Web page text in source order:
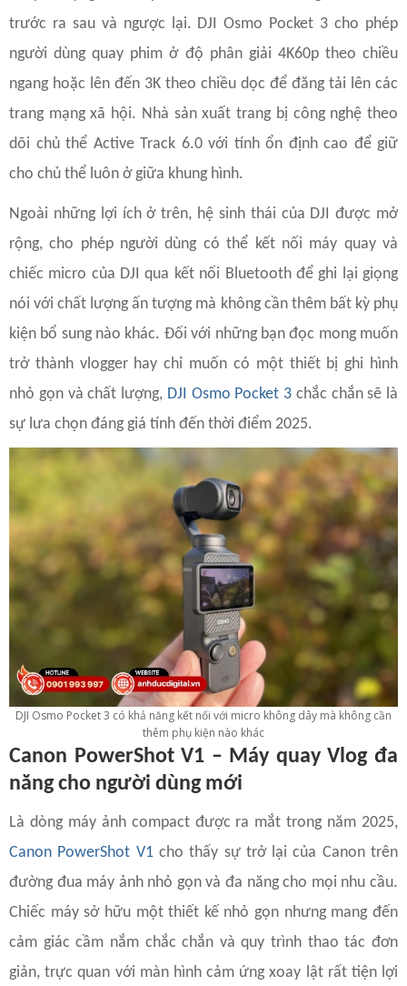
trước ra sau và ngược lại. DJI Osmo Pocket 3 cho phép
người dùng quay phim ở độ phân giải 4K60p theo chiều
ngang hoặc lên đến 3K theo chiều dọc để đăng tải lên các
trang mạng xã hội. Nhà sản xuất trang bị công nghệ theo
dõi chủ thể Active Track 6.0 với tính ổn định cao để giữ
cho chủ thể luôn ở giữa khung hình.
Ngoài những lợi ích ở trên, hệ sinh thái của DJI được mở
rộng, cho phép người dùng có thể kết nối máy quay và
chiếc micro của DJI qua kết nối Bluetooth để ghi lại giọng
nói với chất lượng ấn tượng mà không cần thêm bất kỳ phụ
kiện bổ sung nào khác. Đối với những bạn đọc mong muốn
trở thành vlogger hay chỉ muốn có một thiết bị ghi hình
nhỏ gọn và chất lượng, DJI Osmo Pocket 3 chắc chắn sẽ là
sự lưa chọn đáng giá tính đến thời điểm 2025.
DJI Osmo Pocket 3 có khả năng kết nối với micro không dây mà không cần
thêm phụ kiện nào khác
Canon PowerShot V1 – Máy quay Vlog đa
năng cho người dùng mới
Là dòng máy ảnh compact được ra mắt trong năm 2025,
Canon PowerShot V1cho thấy sự trở lại của Canon trên
đường đua máy ảnh nhỏ gọn và đa năng cho mọi nhu cầu.
Chiếc máy sở hữu một thiết kế nhỏ gọn nhưng mang đến
cảm giác cầm nắm chắc chắn và quy trình thao tác đơn
giản, trực quan với màn hình cảm ứng xoay lật rất tiện lợi